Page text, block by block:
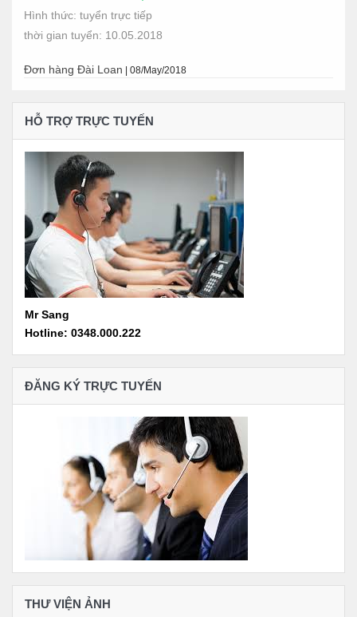
Hình thức: tuyển trực tiếp
thời gian tuyển: 10.05.2018
Đơn hàng Đài Loan 08/May/2018
HỖ TRỢ TRỰC TUYẾN
Mr Sang
Hotline: 0348.000.222
ĐĂNG KÝ TRỰC TUYẾN
THƯ VIỆN ẢNH